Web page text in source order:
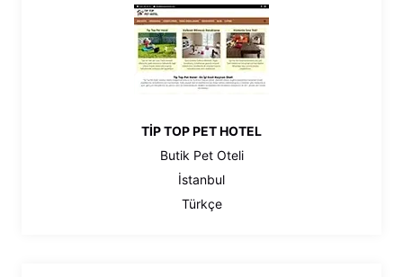
TİP TOP PET HOTEL
Butik Pet Oteli
İstanbul
Türkçe